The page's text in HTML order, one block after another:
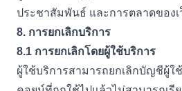
ประชาสัมพันธ์ และการตลาดของเ
8. การยกเลิกบริการ
8.1 การยกเลิกโดยผู้ใช้บริการ
ผู้ใช้บริการสามารถยกเลิกบัญชีผู้ใ